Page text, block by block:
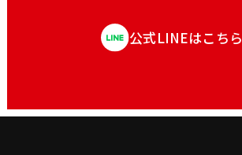
公式LINEはこちら